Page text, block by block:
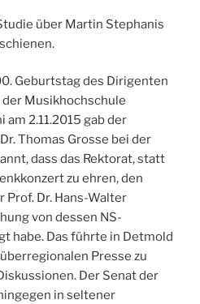
über Martin Stephanis
Geburtstag des Dirigenten
Musikhochschule
2.11.2015 gab der
Thomas Grosse bei der
dass das Rektorat, statt
zu ehren, den
Dr. Hans-Walter
von dessen NS-
habe. Das führte in Detmold
Presse zu
Der Senat der
in seltener